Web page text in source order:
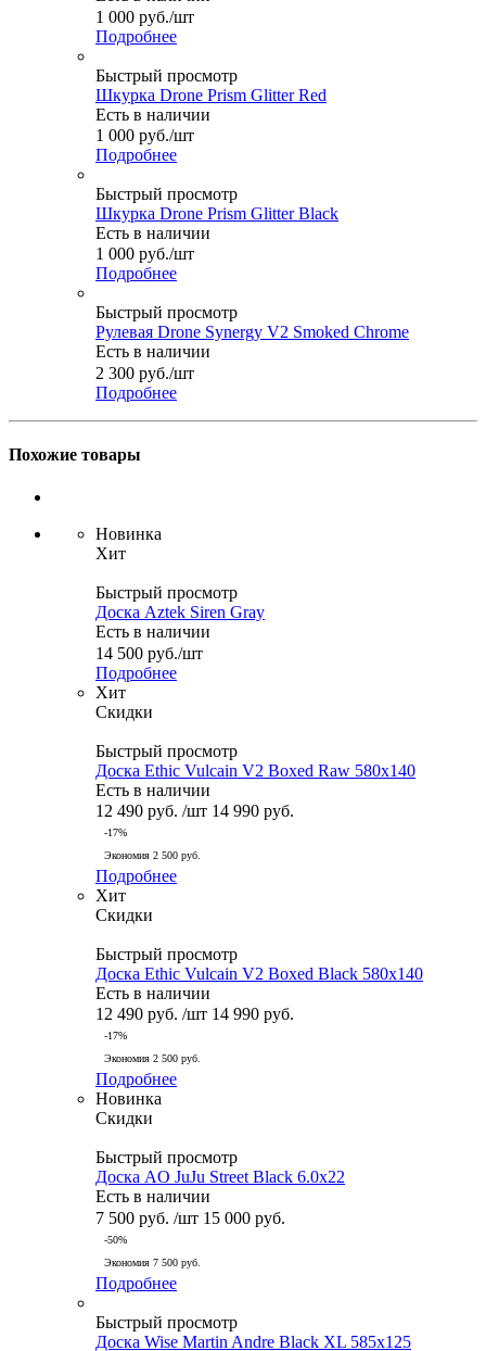
1 000 руб./шт
Подробнее
Быстрый просмотр
Шкурка Drone Prism Glitter Red
Есть в наличии
1 000 руб./шт
Подробнее
Быстрый просмотр
Шкурка Drone Prism Glitter Black
Есть в наличии
1 000 руб./шт
Подробнее
Быстрый просмотр
Рулевая Drone Synergy V2 Smoked Chrome
Есть в наличии
2 300 руб./шт
Подробнее
Похожие товары
Новинка
Хит
Быстрый просмотр
Доска Aztek Siren Gray
Есть в наличии
14 500 руб./шт
Подробнее
Хит
Скидки
Быстрый просмотр
Доска Ethic Vulcain V2 Boxed Raw 580x140
Есть в наличии
12 490 руб. /шт 14 990 руб.
-17%
Экономия 2 500 руб.
Подробнее
Хит
Скидки
Быстрый просмотр
Доска Ethic Vulcain V2 Boxed Black 580x140
Есть в наличии
12 490 руб. /шт 14 990 руб.
-17%
Экономия 2 500 руб.
Подробнее
Новинка
Скидки
Быстрый просмотр
Доска AO JuJu Street Black 6.0x22
Есть в наличии
7 500 руб. /шт 15 000 руб.
-50%
Экономия 7 500 руб.
Подробнее
Быстрый просмотр
Доска Wise Martin Andre Black XL 585x125